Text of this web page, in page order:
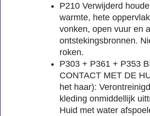
P210 Verwijderd
warmte, hete
vonken, open vuur en
ontstekingsbronnen.
roken.
P303 + P361 + P353
CONTACT MET DE
het haar):
kleding onmiddellijk
Huid met water